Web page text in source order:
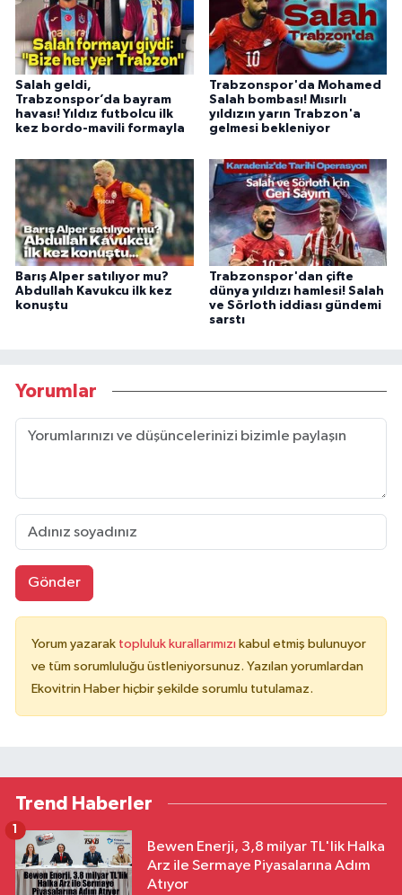
Salah geldi,
Trabzonspor’da bayram
havası! Yıldız futbolcu ilk
kez bordo-mavili formayla
Trabzonspor'da Mohamed
Salah bombası! Mısırlı
yıldızın yarın Trabzon'a
gelmesi bekleniyor
Barış Alper satılıyor mu?
Abdullah Kavukcu ilk kez
konuştu
Trabzonspor'dan çifte
dünya yıldızı hamlesi! Salah
ve Sörloth iddiası gündemi
sarstı
Yorumlar
Gönder
Yorum yazarak topluluk kurallarımızı kabul etmiş bulunuyor
ve tüm sorumluluğu üstleniyorsunuz. Yazılan yorumlardan
Ekovitrin Haber hiçbir şekilde sorumlu tutulamaz.
Trend Haberler
Bewen Enerji, 3,8 milyar TL'lik Halka
Arz ile Sermaye Piyasalarına Adım
Atıyor
1